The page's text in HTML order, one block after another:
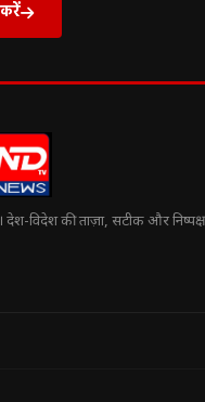
विदेश की ताज़ा, सटीक और निष्पक्ष